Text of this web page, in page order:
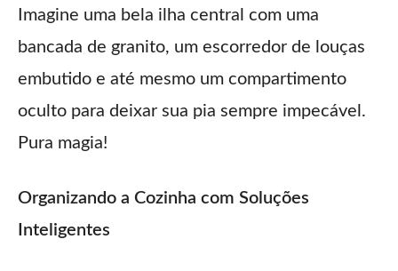
Imagine uma bela ilha central com uma
bancada de granito, um escorredor de louças
embutido e até mesmo um compartimento
oculto para deixar sua pia sempre impecável.
Pura magia!
Organizando a Cozinha com Soluções
Inteligentes